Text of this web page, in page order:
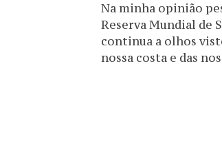
Na minha opinião
Reserva Mundial de
continua a olhos
nossa costa e das